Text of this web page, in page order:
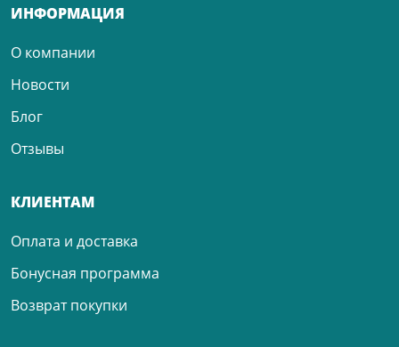
ИНФОРМАЦИЯ
О компании
Новости
Блог
Отзывы
КЛИЕНТАМ
Оплата и доставка
Бонусная программа
Возврат покупки